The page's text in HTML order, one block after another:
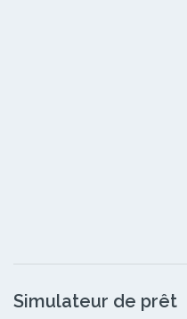
Simulateur de prêt